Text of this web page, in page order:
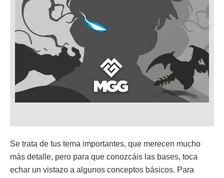
Se trata de tus tema importantes, que merecen mucho
más detalle, pero para que conozcáis las bases, toca
echar un vistazo a algunos conceptos básicos. Para